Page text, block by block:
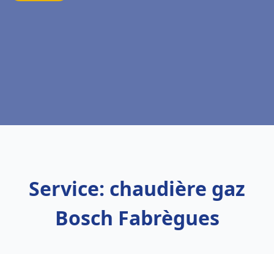
Service: chaudière gaz
Bosch Fabrègues